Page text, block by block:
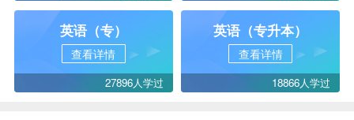
英语（专）
查看详情
27896人学过
英语（专升本）
查看详情
18866人学过